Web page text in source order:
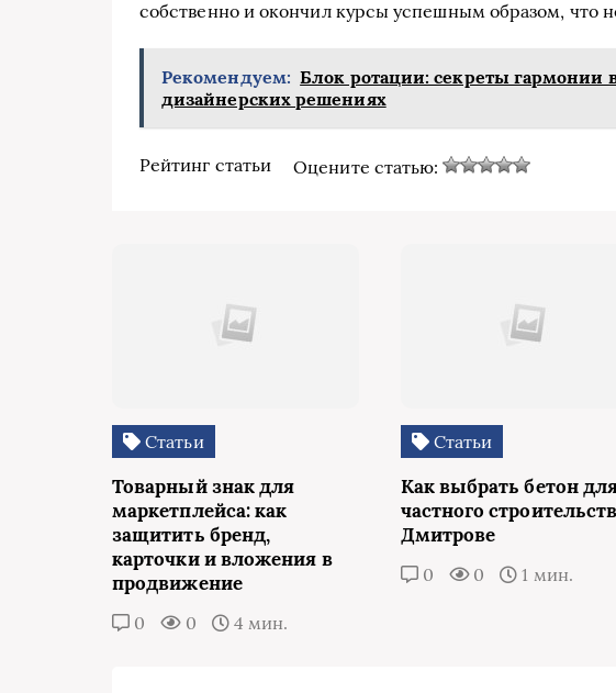
собственно и окончил курсы успешным образом, что
Рекомендуем: Блок ротации: секреты гармонии
дизайнерских решениях
Рейтинг статьи Оцените статью:
Статьи
Товарный знак для
маркетплейса: как
защитить бренд,
карточки и вложения в
продвижение
0 0 4 мин.
Статьи
Как выбрать бетон
частного
Дмитрове
0 0 1 мин.